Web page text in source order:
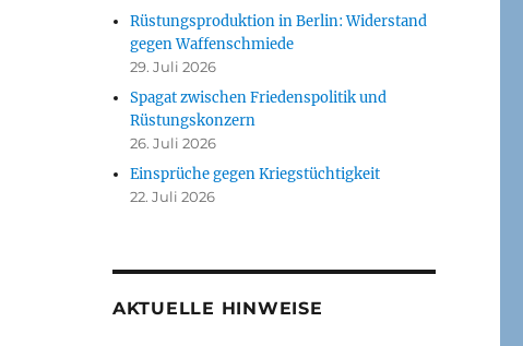
Rüstungsproduktion in Berlin: Widerstand
gegen Waffenschmiede
29. Juli 2026
Spagat zwischen Friedenspolitik und
Rüstungskonzern
26. Juli 2026
Einsprüche gegen Kriegstüchtigkeit
22. Juli 2026
AKTUELLE HINWEISE